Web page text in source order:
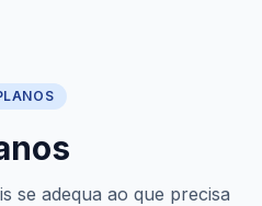
se adequa ao que precisa